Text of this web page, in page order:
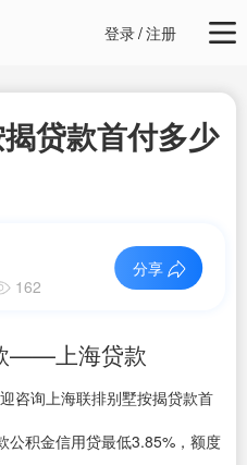
登录/注册
贷款首付多少
162
分享
——上海贷款
迎咨询上海联排别墅按揭贷款首
公积金信用贷最低3.85%，额度